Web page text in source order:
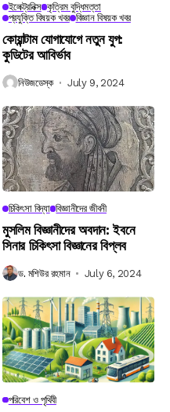
ইলেক্ট্রনিক্স কৃত্রিম বুদ্ধিমত্তা
প্রযুক্তি বিষয়ক খবর বিজ্ঞান বিষয়ক খবর
কোয়ান্টাম যোগাযোগে নতুন যুগ:
কুডিটের আবির্ভাব
নিউজডেস্ক July 9, 2024
চিকিৎসা বিদ্যা বিজ্ঞানীদের জীবনী
মুসলিম বিজ্ঞানীদের অবদান: ইবনে
সিনার চিকিৎসা বিজ্ঞানের বিপ্লব
ড. মশিউর রহমান July 6, 2024
পরিবেশ ও পৃথিবী